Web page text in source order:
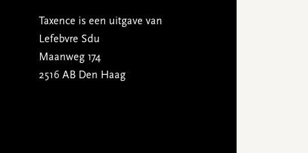
Taxence is een uitgave van
Lefebvre Sdu
Maanweg 174
2516 AB Den Haag